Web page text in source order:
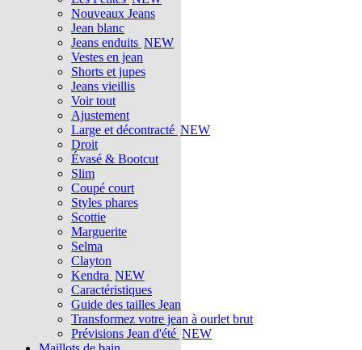
Nouveaux Jeans
Jean blanc
Jeans enduits NEW
Vestes en jean
Shorts et jupes
Jeans vieillis
Voir tout
Ajustement
Large et décontracté NEW
Droit
Évasé & Bootcut
Slim
Coupé court
Styles phares
Scottie
Marguerite
Selma
Clayton
Kendra NEW
Caractéristiques
Guide des tailles Jean
Transformez votre jean à ourlet brut
Prévisions Jean d'été NEW